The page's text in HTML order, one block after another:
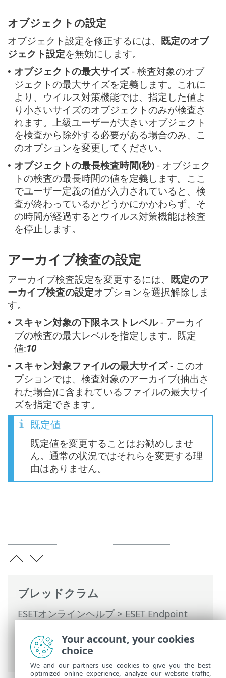
ブレッドクラム
ESETオンラインヘルプ>ESET Endpoint
タイムファイルシステム保護>
ThreatSenseパラメーター
オブジェクトの設定
オブジェクト設定を修正するには、 既定のオブ
ジェクト設定を無効にします。
• オブジェクトの最大サイズ- 検査対象のオブ
ジェクトの最大サイズを定義します。これに
より、ウイルス対策機能では、指定した値よ
り小さいサイズのオブジェクトのみが検査さ
れます。上級ユーザーが大きいオブジェクト
を検査から除外する必要がある場合のみ、こ
のオプションを変更してください。
• オブジェクトの最長検査時間(秒) - オブジェク
トの検査の最長時間の値を定義します。ここ
でユーザー定義の値が入力されていると、検
査が終わっているかどうかにかかわらず、そ
の時間が経過するとウイルス対策機能は検査
を停止します。
アーカイブ検査の設定
アーカイブ検査設定を変更するには、 既定のア
ーカイブ検査の設定オプションを選択解除しま
す。
• スキャン対象の下限ネストレベル- アーカイ
ブの検査の最大レベルを指定します。既定
値:10
• スキャン対象ファイルの最大サイズ- このオ
プションでは、検査対象のアーカイブ(抽出さ
れた場合)に含まれているファイルの最大サイ
ズを指定できます。
既定値
既定値を変更することはお勧めしませ
ん。通常の状況ではそれらを変更する理
由はありません。
Your account, your cookies
choice
We and our partners use cookies to give you the best
optimized online experience, analyze our website traffic,